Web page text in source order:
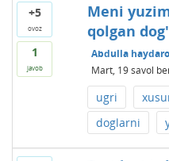
+5
ovoz
1
javob
Meni
qolgan
Abdulla
Mart, 19 savol
ugri
doglarni